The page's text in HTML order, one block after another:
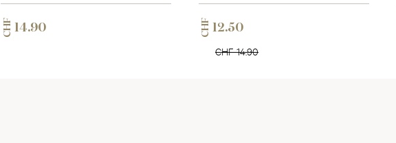
CHF 14.90 CHF 12.50
CHF 14.90